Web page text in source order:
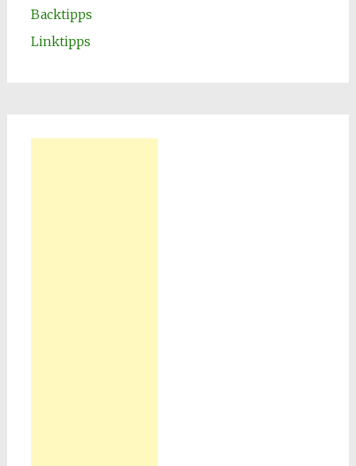
Backtipps
Linktipps